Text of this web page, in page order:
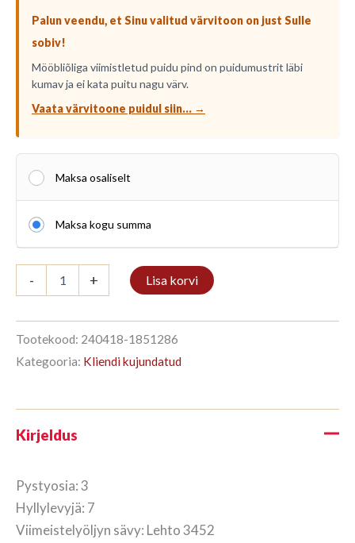
Palun veendu, et Sinu valitud värvitoon on just Sulle
sobiv!
Mööbliõliga viimistletud puidu pind on puidumustrit läbi
kumav ja ei kata puitu nagu värv.
Vaata värvitoone puidul siin... →
Maksa osaliselt
Maksa kogu summa
-
3/7
Lehto
kogus
+ Lisa korvi
Tootekood: 240418-1851286
Kategooria: Kliendi kujundatud
Kirjeldus
Pystyosia: 3
Hyllylevyjä: 7
Viimeistelyöljyn sävy: Lehto 3452